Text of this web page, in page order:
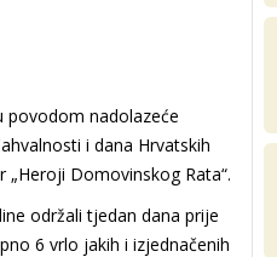
povodom nadolazeće
i dana Hrvatskih
Domovinskog Rata“.
održali tjedan dana prije
6 vrlo jakih i izjednačenih